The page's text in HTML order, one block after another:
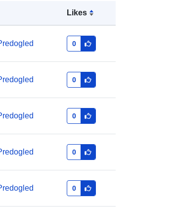
Likes
0
0
0
0
0
v data.europa.eu: 28 July 2026
na spletišču Data.europa.eu:
D890-40B5-A22F-
88u/dataset/6b
d890-40b5-a22f-